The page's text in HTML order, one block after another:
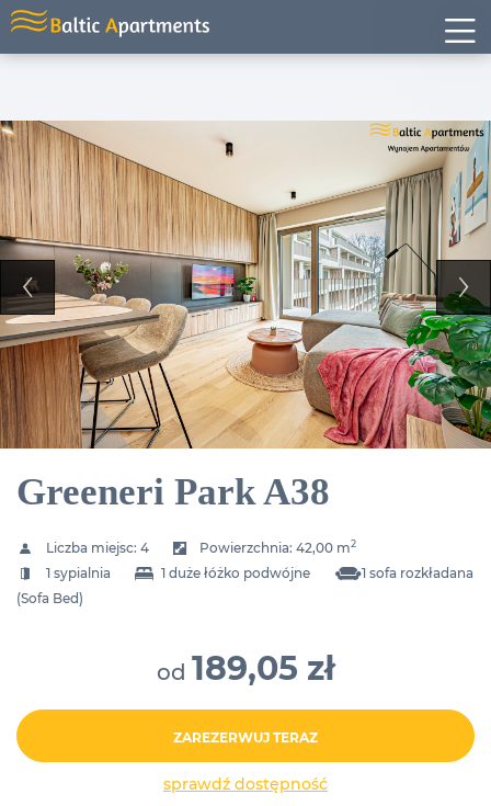
Greeneri Park A38
Liczba miejsc: 4 Powierzchnia:42,00 m2
1 sypialnia 1 duże łóżko podwójne
1 sofa rozkładana
(Sofa Bed)
od 189,05 zł
ZAREZERWUJ TERAZ
sprawdź dostępność